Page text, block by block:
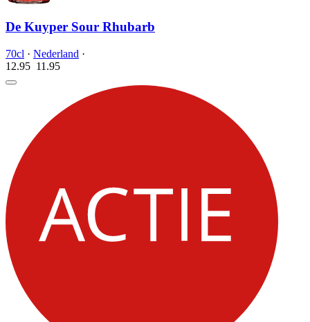
De Kuyper Sour Rhubarb
70cl · Nederland ·
12.95 11.95